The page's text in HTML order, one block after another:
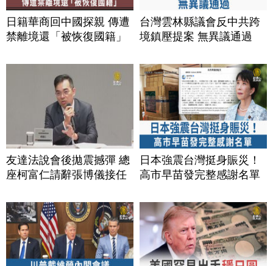
日籍華商回中國探親 傳遭
禁離境還「被恢復國籍」
台灣雲林縣議會反中共跨
境鎮壓提案 無異議通過
友達法說會後拋震撼彈 總
座柯富仁請辭張博儀接任
日本強震台灣挺身賑災！
高市早苗發完整感謝名單